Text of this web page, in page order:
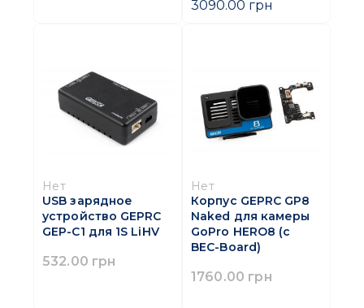
3090.00 грн
Нет
USB зарядное
устройство GEPRC
GEP-C1 для 1S LiHV
532.00 грн
Нет
Корпус GEPRC GP8
Naked для камеры
GoPro HERO8 (с
BEC-Board)
1760.00 грн